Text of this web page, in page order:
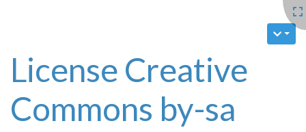
License Creative
Commons by-sa